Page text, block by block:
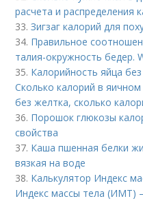
расчета и распределения
33.Зигзаг калорий для
34. Правильное
талия-окружность бедер.
35. Калорийность яйца
Сколько калорий в
без желтка, сколько
36. Порошок глюкозы
свойства
37. Каша пшенная белки
вязкая на воде
38. Калькулятор Индекс
Индекс массы тела (ИМТ)